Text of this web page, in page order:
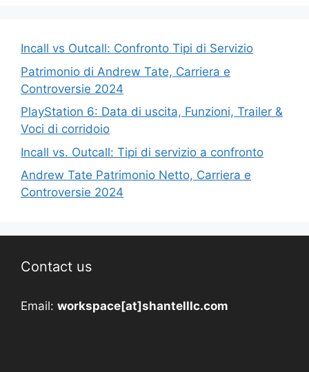
Incall vs Outcall: Confronto Tipi di Servizio
Patrimonio di Andrew Tate, Carriera e
Controversie 2024
PlayStation 6: Data di uscita, Funzioni, Trailer &
Voci di corridoio
Incall vs. Outcall: Tipi di servizio a confronto
Andrew Tate Patrimonio Netto, Carriera e
Controversie 2024
Contact us
Email: workspace[at]shantelllc.com